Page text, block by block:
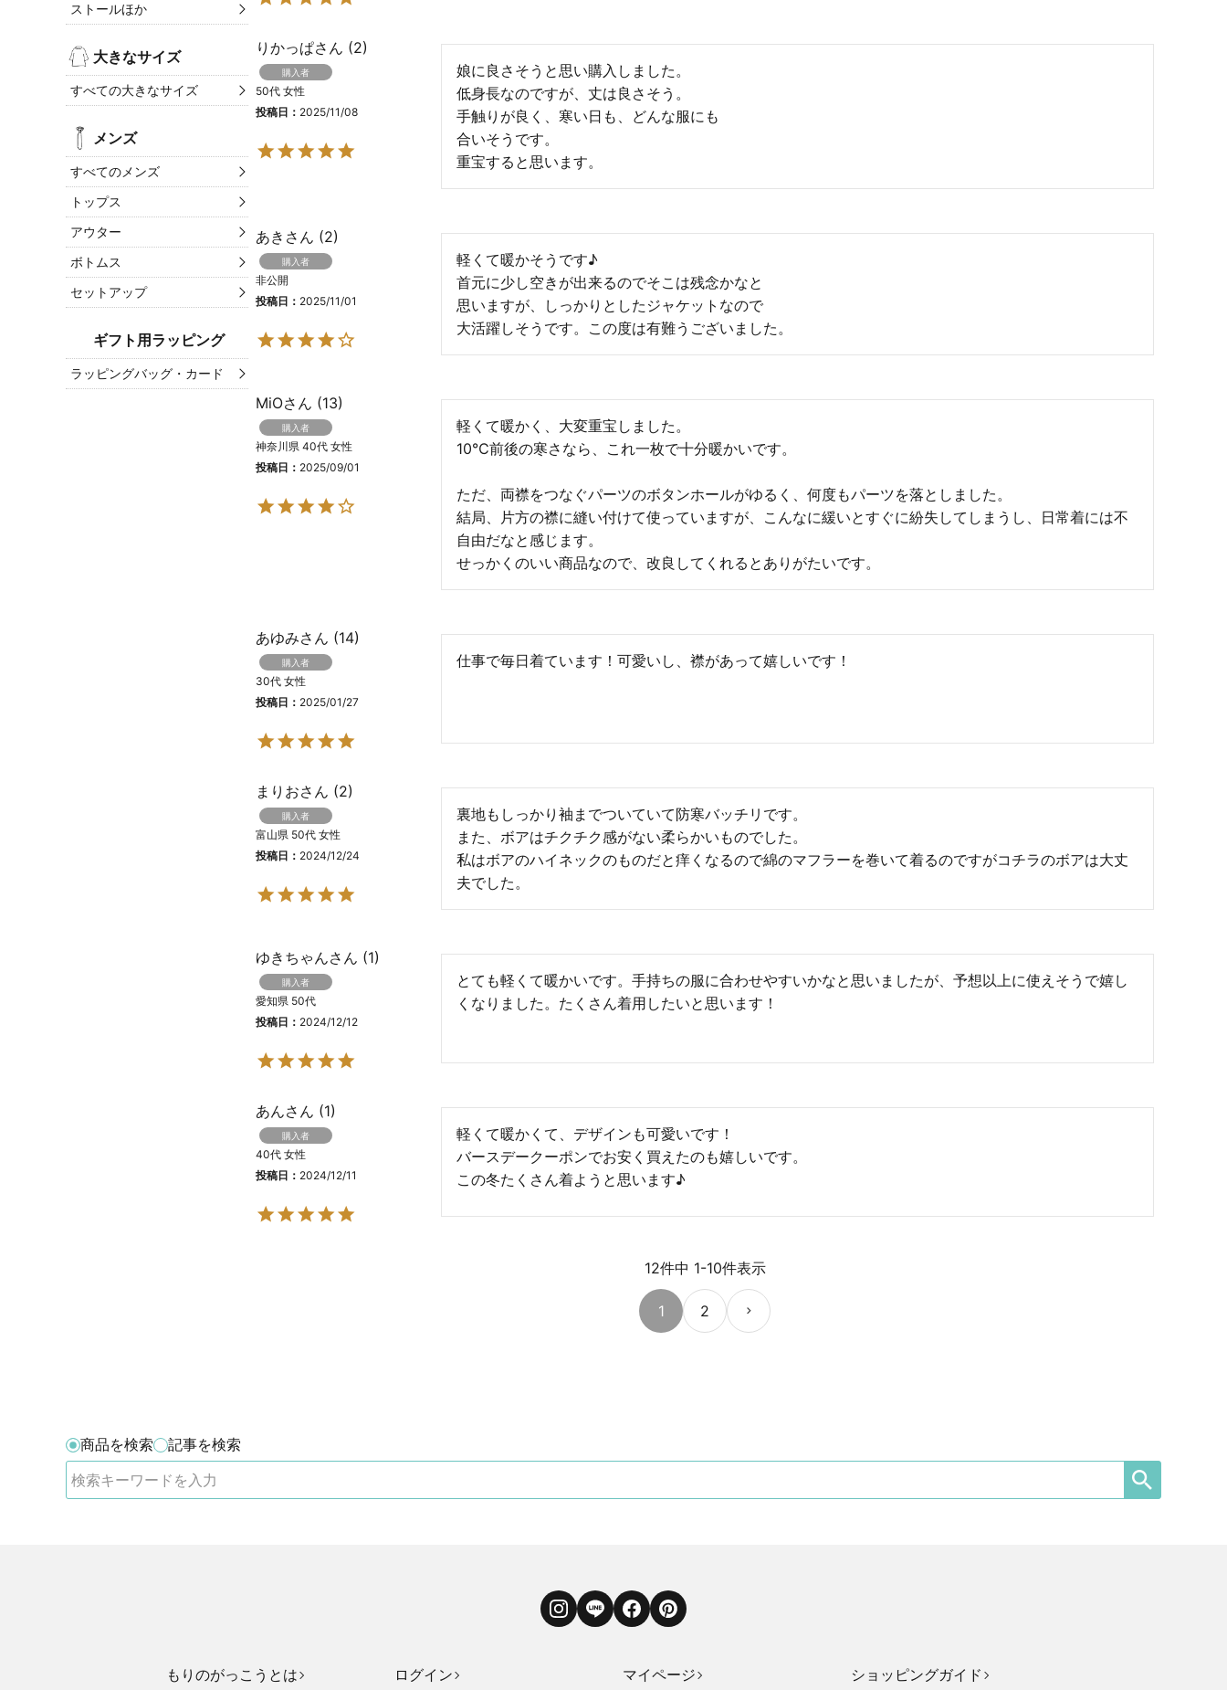
ストールほか
大きなサイズ
すべての大きなサイズ
メンズ
すべてのメンズ
トップス
アウター
ボトムス
セットアップ
ギフト用ラッピング
ラッピングバッグ・カード
りかっぱ 2
購入者
50代 女性
投稿日
2025/11/08
娘に良さそうと思い購入しました。
低身長なのですが、丈は良さそう。
手触りが良く、寒い日も、どんな服にも
合いそうです。
重宝すると思います。
あき 2
購入者
非公開
投稿日
2025/11/01
軽くて暖かそうです♪
首元に少し空きが出来るのでそこは残念かなと
思いますが、しっかりとしたジャケットなので
大活躍しそうです。この度は有難うございました。
MiO 13
購入者
神奈川県 40代 女性
投稿日
2025/09/01
軽くて暖かく、大変重宝しました。
10℃前後の寒さなら、これ一枚で十分暖かいです。
ただ、両襟をつなぐパーツのボタンホールがゆるく、何度もパーツを落としました。
結局、片方の襟に縫い付けて使っていますが、こんなに緩いとすぐに紛失してしまうし、日常着には不
自由だなと感じます。
せっかくのいい商品なので、改良してくれるとありがたいです。
あゆみ 14
購入者
30代 女性
投稿日
2025/01/27
仕事で毎日着ています！可愛いし、襟があって嬉しいです！
まりお 2
購入者
富山県 50代 女性
投稿日
2024/12/24
裏地もしっかり袖までついていて防寒バッチリです。
また、ボアはチクチク感がない柔らかいものでした。
私はボアのハイネックのものだと痒くなるので綿のマフラーを巻いて着るのですがコチラのボアは大丈
夫でした。
ゆきちゃん 1
購入者
愛知県 50代
投稿日
2024/12/12
とても軽くて暖かいです。手持ちの服に合わせやすいかなと思いましたが、予想以上に使えそうで嬉し
くなりました。たくさん着用したいと思います！
あん 1
購入者
40代 女性
投稿日
2024/12/11
軽くて暖かくて、デザインも可愛いです！
バースデークーポンでお安く買えたのも嬉しいです。
この冬たくさん着ようと思います♪
12件中 1-10件表示
1 2
商品を検索 記事を検索
Instagram
LINE FacebookPinterest
もりのがっこうとは ログイン マイページ ショッピングガイド